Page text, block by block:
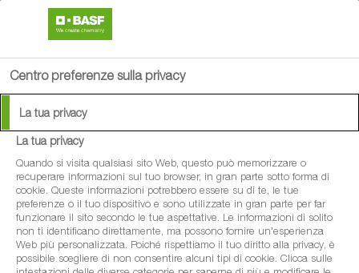
Available Languages:
francese
italiano
Centro preferenze sulla privacy
La tua privacy
La tua privacy
Quando si visita qualsiasi sito Web, questo può memorizzare o
recuperare informazioni sul tuo browser, in gran parte sotto forma di
cookie. Queste informazioni potrebbero essere su di te, le tue
preferenze o il tuo dispositivo e sono utilizzate in gran parte per far
funzionare il sito secondo le tue aspettative. Le informazioni di solito
non ti identificano direttamente, ma possono fornire un'esperienza
Web più personalizzata. Poiché rispettiamo il tuo diritto alla privacy, è
possibile scegliere di non consentire alcuni tipi di cookie. Clicca sulle